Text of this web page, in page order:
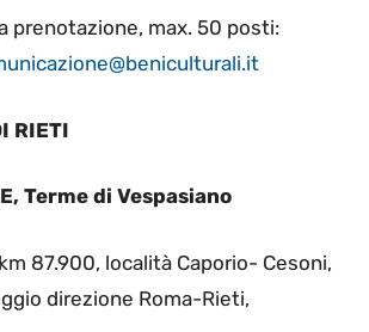
prenotazione, max. 50 posti:
RIETI
Terme di Vespasiano
87.900, località Caporio- Cesoni,
direzione Roma-Rieti,